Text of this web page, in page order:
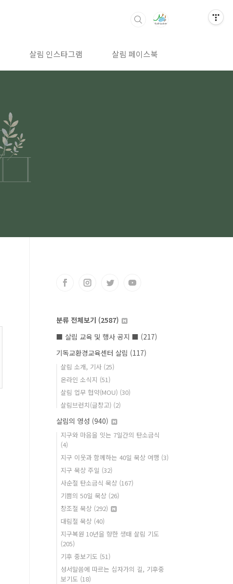
살림 인스타그램 살림 페이스북
분류 전체보기 (2587)
■ 살림 교육 및 행사 공지 ■ (217)
기독교환경교육센터 살림 (117)
살림 소개, 기사 (25)
온라인 소식지 (51)
살림 업무 협약(MOU) (30)
살림브런치(글창고) (2)
살림의 영성 (940)
지구와 마음을 잇는 7일간의 탄소금식
(4)
지구 이웃과 함께하는 40일 묵상 여행 (3)
지구 묵상 주일 (32)
사순절 탄소금식 묵상 (167)
기쁨의 50일 묵상 (26)
창조절 묵상 (292)
대림절 묵상 (40)
지구복원 10년을 향한 생태 살림 기도
(205)
기후 중보기도 (51)
성서말씀에 따르는 십자가의 길, 기후중
보기도 (18)